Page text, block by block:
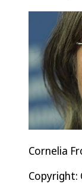
Cornelia